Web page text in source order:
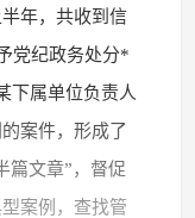
年，共收到信
党纪政务处分*
下属单位负责人
案件，形成了
篇文章”，督促
案例，查找管